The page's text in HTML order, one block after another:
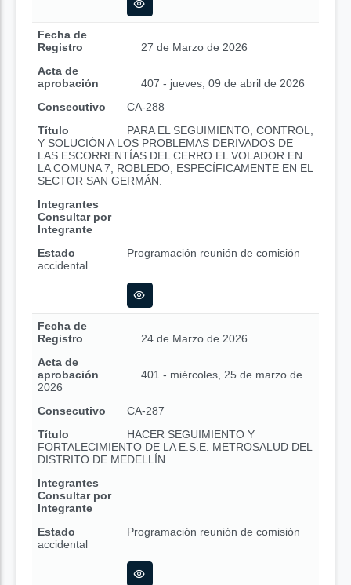
Fecha de
Registro
27 de Marzo de 2026
Acta de
aprobación
407 - jueves, 09 de abril de 2026
Consecutivo
CA-288
Título
PARA EL SEGUIMIENTO, CONTROL,
Y SOLUCIÓN A LOS PROBLEMAS DERIVADOS DE
LAS ESCORRENTÍAS DEL CERRO EL VOLADOR EN
LA COMUNA 7, ROBLEDO, ESPECÍFICAMENTE EN EL
SECTOR SAN GERMÁN.
Integrantes
Consultar por
Integrante
Estado
Programación reunión de comisión
accidental
Fecha de
Registro
24 de Marzo de 2026
Acta de
aprobación
401 - miércoles, 25 de marzo de
2026
Consecutivo
CA-287
Título
HACER SEGUIMIENTO Y
FORTALECIMIENTO DE LA E.S.E. METROSALUD DEL
DISTRITO DE MEDELLÍN.
Integrantes
Consultar por
Integrante
Estado
Programación reunión de comisión
accidental